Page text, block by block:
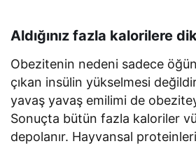
Aldığınız fazla kalorilere
Obezitenin nedeni sadece
çıkan insülin yükselmesi
yavaş yavaş emilimi de
Sonuçta bütün fazla kaloriler
depolanır. Hayvansal